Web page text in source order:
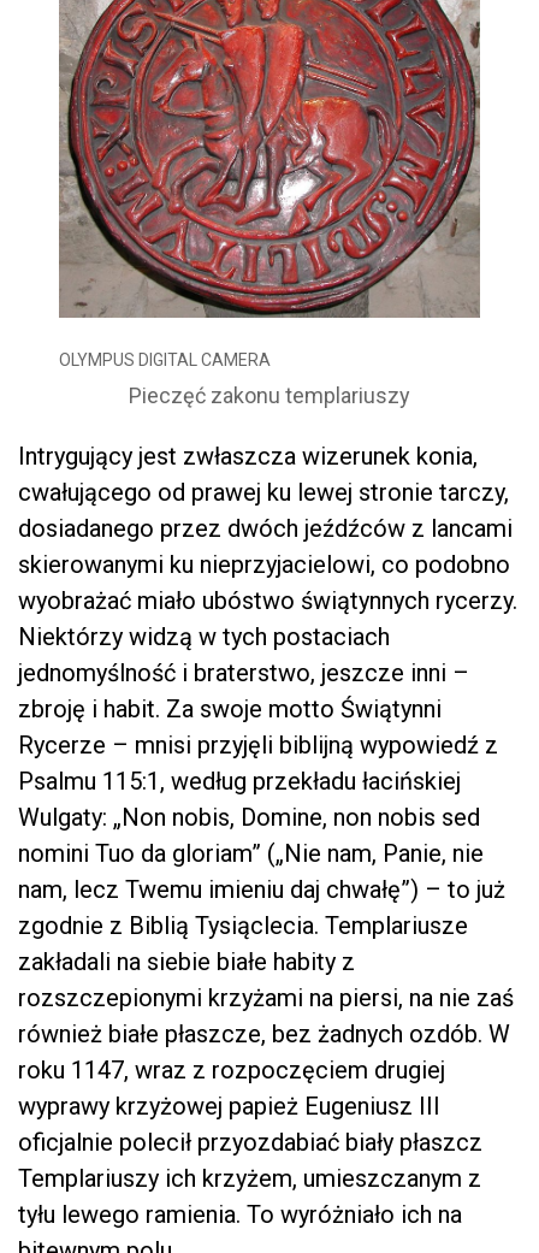
OLYMPUS DIGITAL CAMERA
Pieczęć zakonu templariuszy
Intrygujący jest zwłaszcza wizerunek konia,
cwałującego od prawej ku lewej stronie tarczy,
dosiadanego przez dwóch jeźdźców z lancami
skierowanymi ku nieprzyjacielowi, co podobno
wyobrażać miało ubóstwo świątynnych rycerzy.
Niektórzy widzą w tych postaciach
jednomyślność i braterstwo, jeszcze inni –
zbroję i habit. Za swoje motto Świątynni
Rycerze – mnisi przyjęli biblijną wypowiedź z
Psalmu 115:1, według przekładu łacińskiej
Wulgaty: „Non nobis, Domine, non nobis sed
nomini Tuo da gloriam” („Nie nam, Panie, nie
nam, lecz Twemu imieniu daj chwałę”) – to już
zgodnie z Biblią Tysiąclecia. Templariusze
zakładali na siebie białe habity z
rozszczepionymi krzyżami na piersi, na nie zaś
również białe płaszcze, bez żadnych ozdób. W
roku 1147, wraz z rozpoczęciem drugiej
wyprawy krzyżowej papież Eugeniusz III
oficjalnie polecił przyozdabiać biały płaszcz
Templariuszy ich krzyżem, umieszczanym z
tyłu lewego ramienia. To wyróżniało ich na